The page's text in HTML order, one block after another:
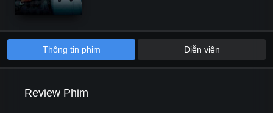
Thông tin phim Diễn viên
Review Phim